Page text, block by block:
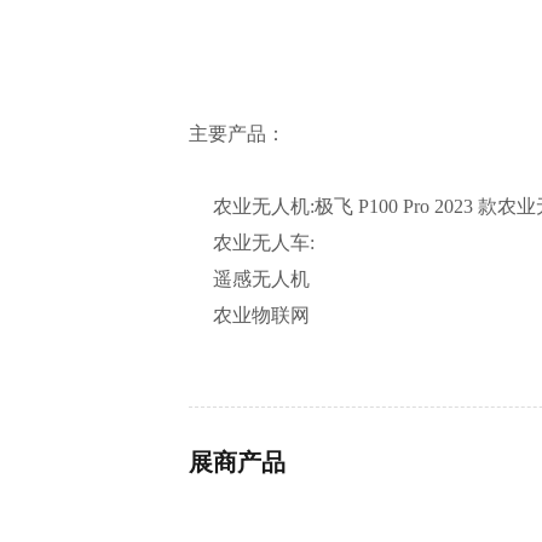
主要产品：
农业无人机:极飞 P100 Pro 2023 款农业
农业无人车:
遥感无人机
农业物联网
展商产品